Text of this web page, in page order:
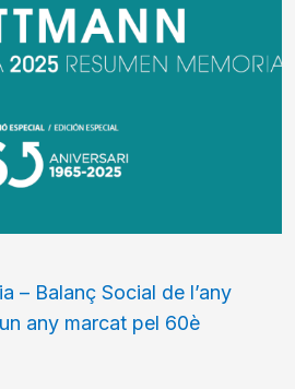
– Balanç Social de l’any
any marcat pel 60è